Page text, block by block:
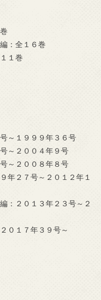
：全１６巻
１巻
～１９９９年３６号
～２００４年９号
～２００８年８号
年２７号～２０１２年１
：２０１３年２３号～２
０１７年３９号～